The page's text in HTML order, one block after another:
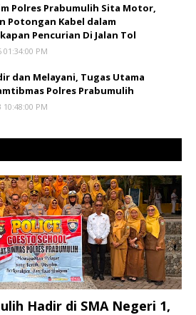
Polres Prabumulih Sita Motor,
Potongan Kabel dalam
Pencurian Di Jalan Tol
01:34:00 PM
dan Melayani, Tugas Utama
Polres Prabumulih
10:48:00 PM
Hadir di SMA Negeri 1,